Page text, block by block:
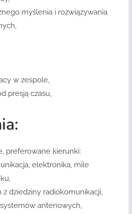
myślenia i rozwiązywania
w zespole,
presją czasu,
preferowane kierunki:
elektronika, mile
dziedziny radiokomunikacji,
antenowych,